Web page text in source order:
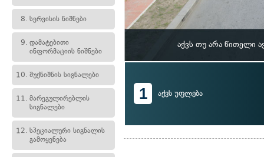
8. სერვისის ნიშნები
9. დამატებითი
ინფორმაციის ნიშნები
10. შუქნიშნის სიგნალები
11. მარეგულირებლის
სიგნალები
12. სპეციალური სიგნალის
გამოყენება
აქვს თუ არა წითელი
1 აქვს უფლება